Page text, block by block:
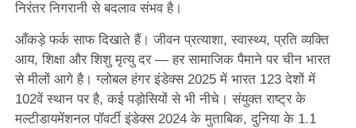
निरंतर निगरानी से बदलाव संभव है।
आँकड़े फर्क साफ दिखाते हैं। जीवन प्रत्याशा, स्वास्थ्य, प्रति व्यक्ति
आय, शिक्षा और शिशु मृत्यु दर — हर सामाजिक पैमाने पर चीन भारत
से मीलों आगे है। ग्लोबल हंगर इंडेक्स 2025 में भारत 123 देशों में
102वें स्थान पर है, कई पड़ोसियों से भी नीचे। संयुक्त राष्ट्र के
मल्टीडायमेंशनल पॉवर्टी इंडेक्स 2024 के मुताबिक, दुनिया के 1.1